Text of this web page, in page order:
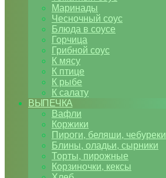
Маринады
Чесночный соус
Блюда в соусе
Горчица
Грибной соус
К мясу
К птице
К рыбе
К салату
ВЫПЕЧКА
Вафли
Коржики
Пироги, беляши, чебуреки
Блины, оладьи, сырники
Торты, пирожные
Корзиночки, кексы